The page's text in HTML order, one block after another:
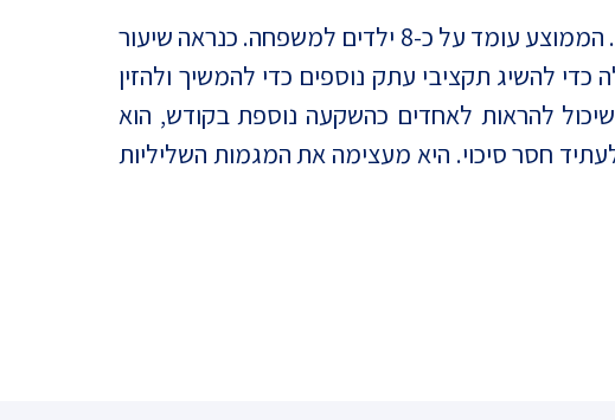
מגמת הגידול הדמוגרפי של הזרמים השמרניים בחברה החרדית – הליטאים והחסידים קיצונית. הממוצע עומד על כ-8 ילדים למשפחה. כנראה שיעור
להשיג תקציבי עתק נוספים כדי להמשיך ולהזין
להראות לאחדים כהשקעה נוספת בקודש, הוא
ההפך הגמור. הדרך הזו מובילה את חרדים לעוני מנוול בשיעור של למעלה מ-50% ולעתיד חסר סיכוי. היא מעצימה את המגמות השליליות